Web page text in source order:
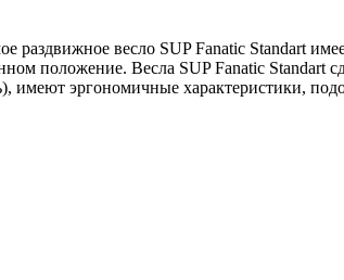
раздвижное весло SUP Fanatic Standart
положение. Весла SUP Fanatic Standart
имеют эргономичные характеристики,